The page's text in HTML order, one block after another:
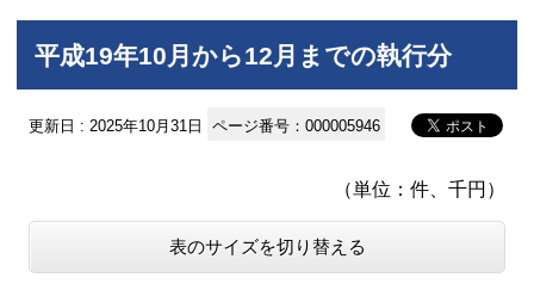
平成19年10月から12月までの執行分
更新日 : 2025年10月31日 ページ番号：000005946
（単位：件、千円）
表のサイズを切り替える